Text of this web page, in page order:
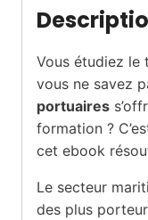
Vous étudiez le
vous ne savez
portuaires
formation ?
cet ebook
Le secteur
des plus